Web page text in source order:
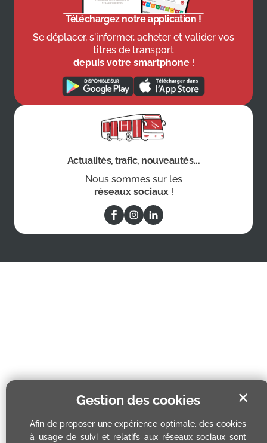
Gestion des cookies
Afin de proposer une expérience optimale, des cookies
à usage de suivi et relatifs aux réseaux sociaux sont
✕
Téléchargez notre application !
Se déplacer, s'informer, acheter et valider vos
titres de transport
depuis votre smartphone !
Actualités, trafic, nouveautés...
Nous sommes sur les
réseaux sociaux !